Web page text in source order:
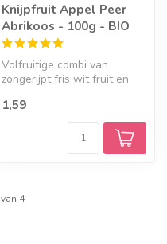
Knijpfruit Appel Peer
Abrikoos - 100g - BIO
Volfruitige combi van
zongerijpt fris wit fruit en
abriko...
1,59
van 4